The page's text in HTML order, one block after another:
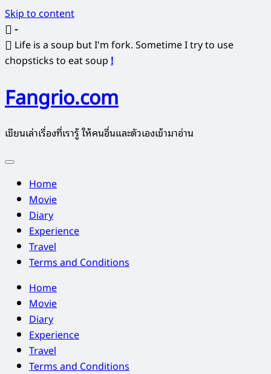
Skip to content
-
Life is a soup but I'm fork. Sometime I try to use
chopsticks to eat soup !
Fangrio.com
เขียนเล่าเรื่องที่เรารู้ ให้คนอื่นและตัวเองเข้ามาอ่าน
Home
Movie
Diary
Experience
Travel
Terms and Conditions
Home
Movie
Diary
Experience
Travel
Terms and Conditions